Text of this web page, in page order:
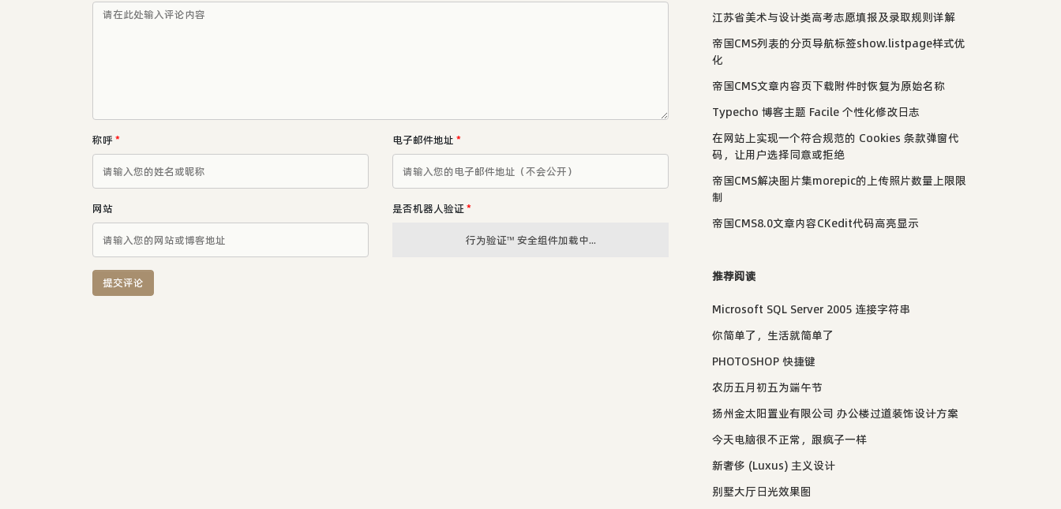
称呼* 电子邮件地址 *
网站 是否机器人验证 *
行为验证™ 安全组件加载中...
提交评论
江苏省美术与设计类高考志愿填报及录取规则详解
帝国CMS列表的分页导航标签show.listpage样式优
化
帝国CMS文章内容页下载附件时恢复为原始名称
Typecho 博客主题 Facile 个性化修改日志
在网站上实现一个符合规范的 Cookies 条款弹窗代
码，让用户选择同意或拒绝
帝国CMS解决图片集morepic的上传照片数量上限限
制
帝国CMS8.0文章内容CKedit代码高亮显示
推荐阅读
Microsoft SQL Server 2005 连接字符串
你简单了，生活就简单了
PHOTOSHOP 快捷键
农历五月初五为端午节
扬州金太阳置业有限公司 办公楼过道装饰设计方案
今天电脑很不正常，跟疯子一样
新奢侈 (Luxus) 主义设计
别墅大厅日光效果图